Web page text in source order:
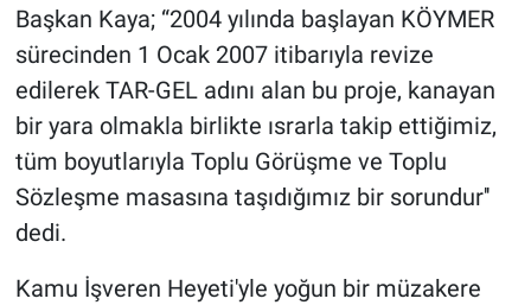
Başkan Kaya; “2004 yılında başlayan KÖYMER
sürecinden 1 Ocak 2007 itibarıyla revize
edilerek TAR-GEL adını alan bu proje, kanayan
bir yara olmakla birlikte ısrarla takip ettiğimiz,
tüm boyutlarıyla Toplu Görüşme ve Toplu
Sözleşme masasına taşıdığımız bir sorundur''
dedi.
Kamu İşveren Heyeti'yle yoğun bir müzakere